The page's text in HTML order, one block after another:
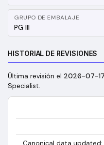
GRUPO DE EMBALAJE
PG III
HISTORIAL DE REVISIONES
Última revisión el 2026-07-17
Specialist.
Canonical data updated: